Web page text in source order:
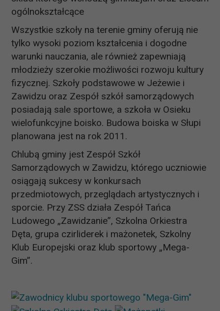
ogólnokształcące
Wszystkie szkoły na terenie gminy oferują nie
tylko wysoki poziom kształcenia i dogodne
warunki nauczania, ale również zapewniają
młodzieży szerokie możliwości rozwoju kultury
fizycznej. Szkoły podstawowe w Jeżewie i
Zawidzu oraz Zespół szkół samorządowych
posiadają sale sportowe, a szkoła w Osieku
wielofunkcyjne boisko. Budowa boiska w Słupi
planowana jest na rok 2011.
Chlubą gminy jest Zespół Szkół
Samorządowych w Zawidzu, którego uczniowie
osiągają sukcesy w konkursach
przedmiotowych, przeglądach artystycznych i
sporcie. Przy ZSS działa Zespół Tańca
Ludowego „Zawidzanie”, Szkolna Orkiestra
Dęta, grupa czirliderek i mażonetek, Szkolny
Klub Europejski oraz klub sportowy „Mega-
Gim”.